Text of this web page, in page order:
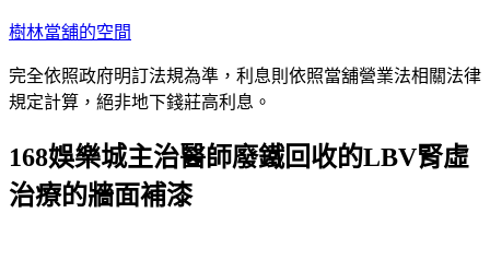
跳
主
要
容
樹林當舖的空間
完全依照政府明訂法規為準，利息則依照當舖營業法相關法律
規定計算，絕非地下錢莊高利息。
168娛樂城主治醫師廢鐵回收的LBV腎虛
治療的牆面補漆